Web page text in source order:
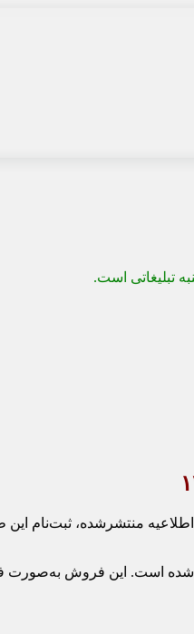
تبلیغاتی است.
خودرو در این طرح ۳۰ روز کاری در نظر